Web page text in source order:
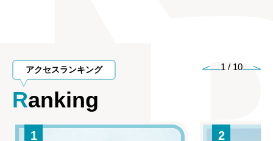
アクセスランキング
Ranking
1 / 10
1 2